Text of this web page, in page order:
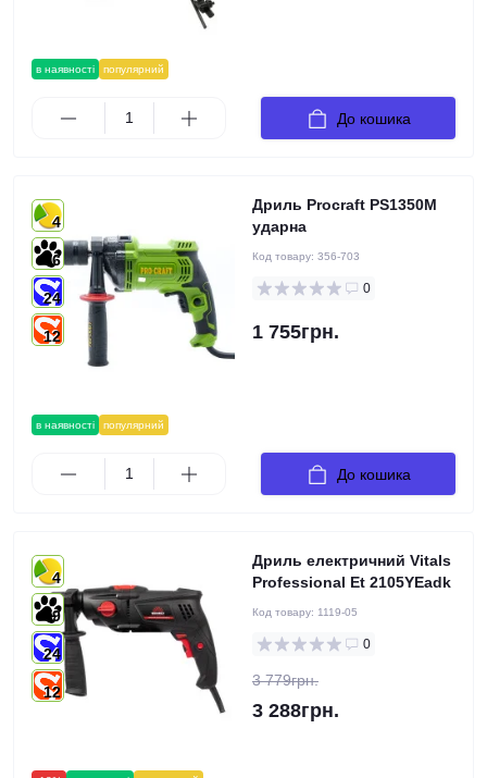
в наявності популярний
До кошика
в наявності популярний
4
6
24
12
Дриль Procraft PS1350M
ударна
Код товару: 356-703
0
1 755грн.
До кошика
4
9
24
12
Дриль електричний Vitals
Professional Et 2105YEadk
Код товару: 1119-05
0
3 779грн.
3 288грн.